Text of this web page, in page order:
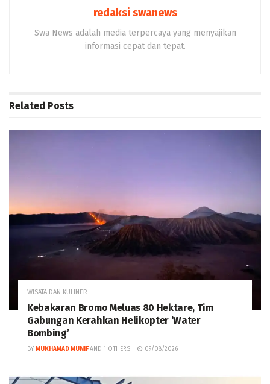
redaksi swanews
Swa News adalah media terpercaya yang menyajikan
informasi cepat dan tepat.
Related Posts
WISATA DAN KULINER
Kebakaran Bromo Meluas 80 Hektare, Tim
Gabungan Kerahkan Helikopter ‘Water
Bombing’
BY MUKHAMAD MUNIF AND 1 OTHERS 09/08/2026